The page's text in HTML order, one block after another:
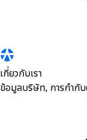
เกี่ยวกับเรา
ข้อมูลบริษัท, การกำกั